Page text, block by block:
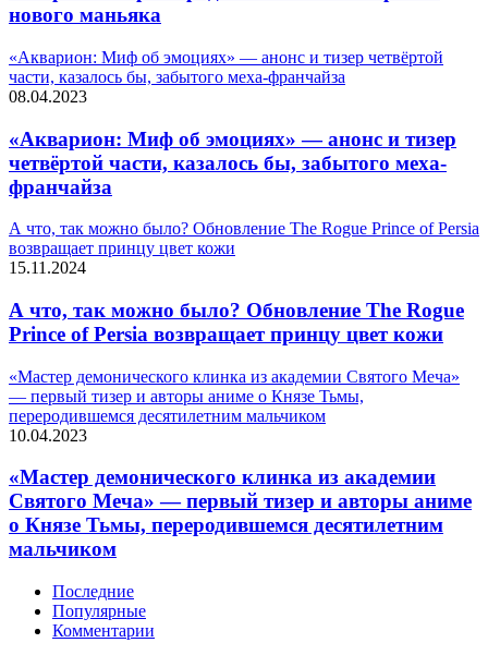
нового маньяка
«Акварион: Миф об эмоциях» — анонс и тизер четвёртой
части, казалось бы, забытого меха-франчайза
08.04.2023
«Акварион: Миф об эмоциях» — анонс и тизер
четвёртой части, казалось бы, забытого меха-
франчайза
А что, так можно было? Обновление The Rogue Prince of Persia
возвращает принцу цвет кожи
15.11.2024
А что, так можно было? Обновление The Rogue
Prince of Persia возвращает принцу цвет кожи
«Мастер демонического клинка из академии Святого Меча»
— первый тизер и авторы аниме о Князе Тьмы,
переродившемся десятилетним мальчиком
10.04.2023
«Мастер демонического клинка из академии
Святого Меча» — первый тизер и авторы аниме
о Князе Тьмы, переродившемся десятилетним
мальчиком
Последние
Популярные
Комментарии